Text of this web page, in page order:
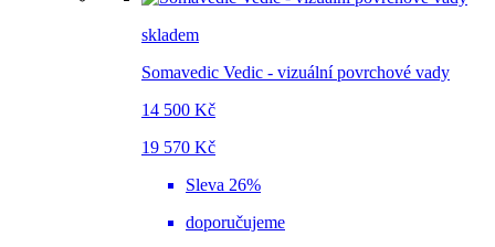
skladem
Somavedic Vedic - vizuální povrchové vady
14 500 Kč
19 570 Kč
Sleva 26%
doporučujeme